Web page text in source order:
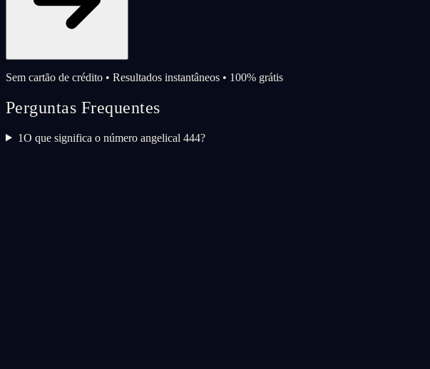
Sem cartão de crédito • Resultados instantâneos • 100% grátis
Perguntas Frequentes
1O que significa o número angelical 444?